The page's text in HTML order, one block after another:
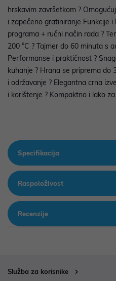
hrskavim završetkom ?
i zapečeno gratiniranje Funkcije
programa + ručni način rada ?
200 °C ? Tajmer do 60 minuta s
Performanse i praktičnost ?
kuhanje ? Hrana se priprema do
i održavanje ? Elegantna crna
i korištenje ? Kompaktno i lako
Specifikacija
Raspoloživost
Recenzije
Služba za korisnike